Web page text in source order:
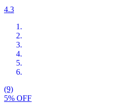
4.3
(9)
5% OFF